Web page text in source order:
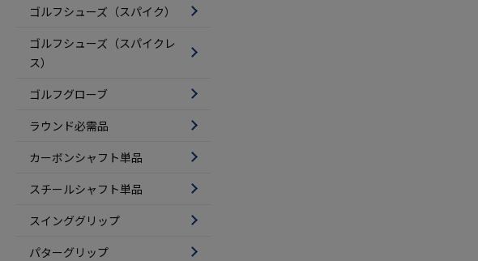
ゴルフシューズ（スパイク）
ゴルフシューズ（スパイクレ
ス）
ゴルフグローブ
ラウンド必需品
カーボンシャフト単品
スチールシャフト単品
スインググリップ
パターグリップ